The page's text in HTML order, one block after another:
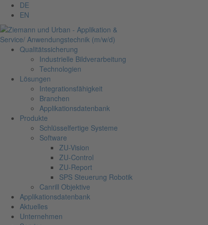
DE
EN
Qualitätssicherung
Industrielle Bildverarbeitung
Technologien
Lösungen
Integrationsfähigkeit
Branchen
Applikationsdatenbank
Produkte
Schlüsselfertige Systeme
Software
ZU-Vision
ZU-Control
ZU-Report
SPS Steuerung Robotik
Canrill Objektive
Applikationsdatenbank
Aktuelles
Unternehmen